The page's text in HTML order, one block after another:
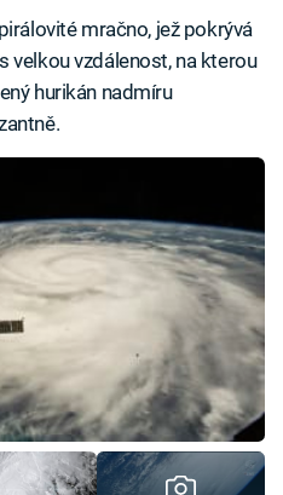
mračno, jež pokrývá
velkou vzdálenost, na kterou
hurikán nadmíru